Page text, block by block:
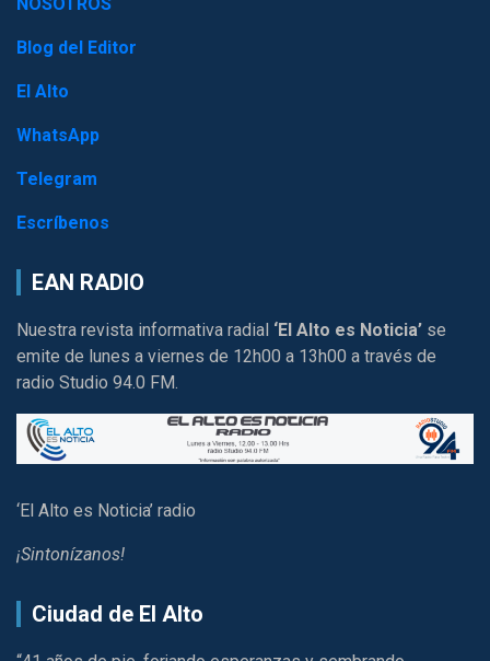
NOSOTROS
Blog del Editor
El Alto
WhatsApp
Telegram
Escríbenos
EAN RADIO
Nuestra revista informativa radial ‘El Alto es Noticia’ se
emite de lunes a viernes de 12h00 a 13h00 a través de
radio Studio 94.0 FM.
‘El Alto es Noticia’ radio
¡Sintonízanos!
Ciudad de El Alto